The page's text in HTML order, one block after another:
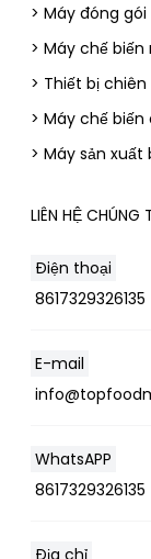
> Máy đóng
> Máy chế biến
> Thiết bị chiên
> Máy chế
> Máy sản
LIÊN HỆ CHÚNG
Điện thoại
8617329326135
E-mail
WhatsAPP
8617329326135
Địa chỉ